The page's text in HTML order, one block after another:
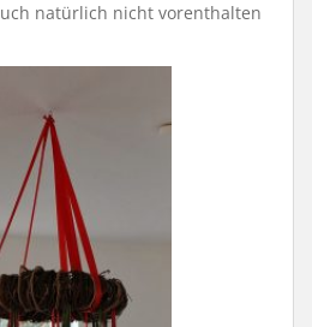
natürlich nicht vorenthalten